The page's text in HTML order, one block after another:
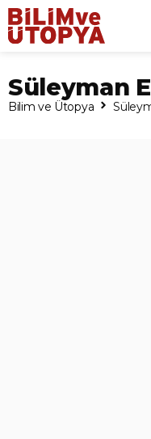
Süleyman
Bilim ve Ütopya